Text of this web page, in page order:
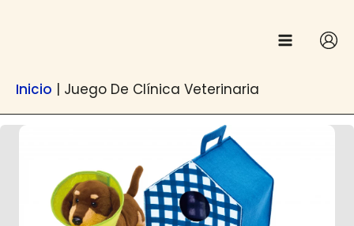
Inicio | Juego De Clínica Veterinaria